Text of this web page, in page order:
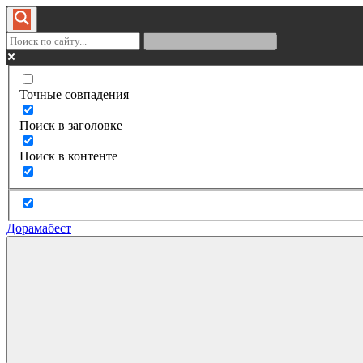
Точные совпадения
Поиск в заголовке
Поиск в контенте
Дорамабест